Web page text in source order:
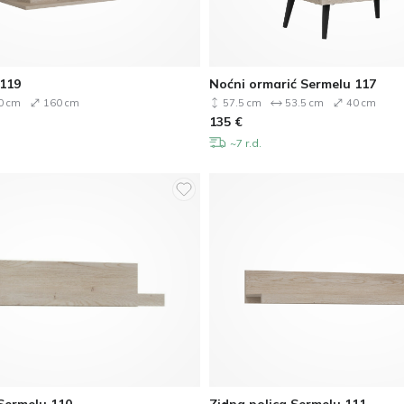
cm 160 cm
Noćni ormarić Sermelu 117
57.5 cm 53.5 cm 40 cm
135 €
~7 r.d.